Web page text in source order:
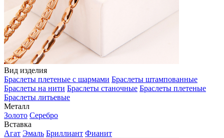
Вид изделия
Браслеты плетеные с шармами Браслеты штампованные
Браслеты на нити Браслеты станочные Браслеты плетеные
Браслеты литьевые
Металл
Золото Серебро
Вставка
Агат Эмаль Бриллиант Фианит